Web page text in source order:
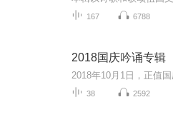
167 6788
2018国庆吟诵专辑
38 2592